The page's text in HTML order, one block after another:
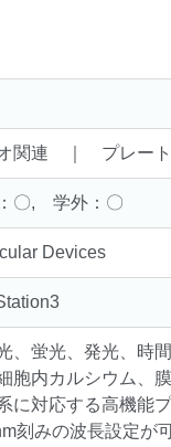
関連 ｜ プレート
〇, 学外：〇
Devices
、蛍光、発光、時
胞内カルシウム、
に対応する高機能
刻みの波長設定